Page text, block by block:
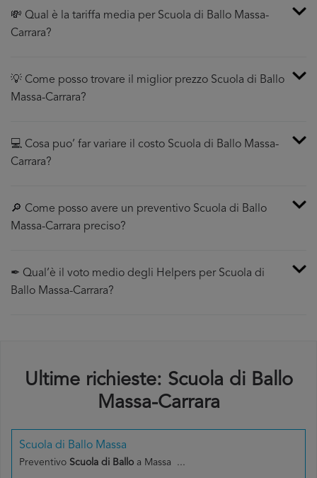
💸 Qual è la tariffa media per Scuola di Ballo Massa-
Carrara?
💡 Come posso trovare il miglior prezzo Scuola di Ballo
Massa-Carrara?
💻 Cosa puo’ far variare il costo Scuola di Ballo Massa-
Carrara?
🔎 Come posso avere un preventivo Scuola di Ballo
Massa-Carrara preciso?
✒ Qual’è il voto medio degli Helpers per Scuola di
Ballo Massa-Carrara?
Ultime richieste: Scuola di Ballo
Massa-Carrara
Scuola di Ballo Massa
Preventivo Scuola di Ballo a Massa ...